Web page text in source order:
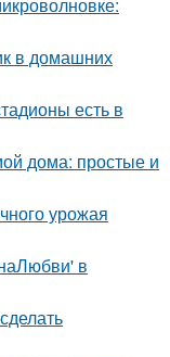
в домашних
есть в
дома: простые и
урожая
в